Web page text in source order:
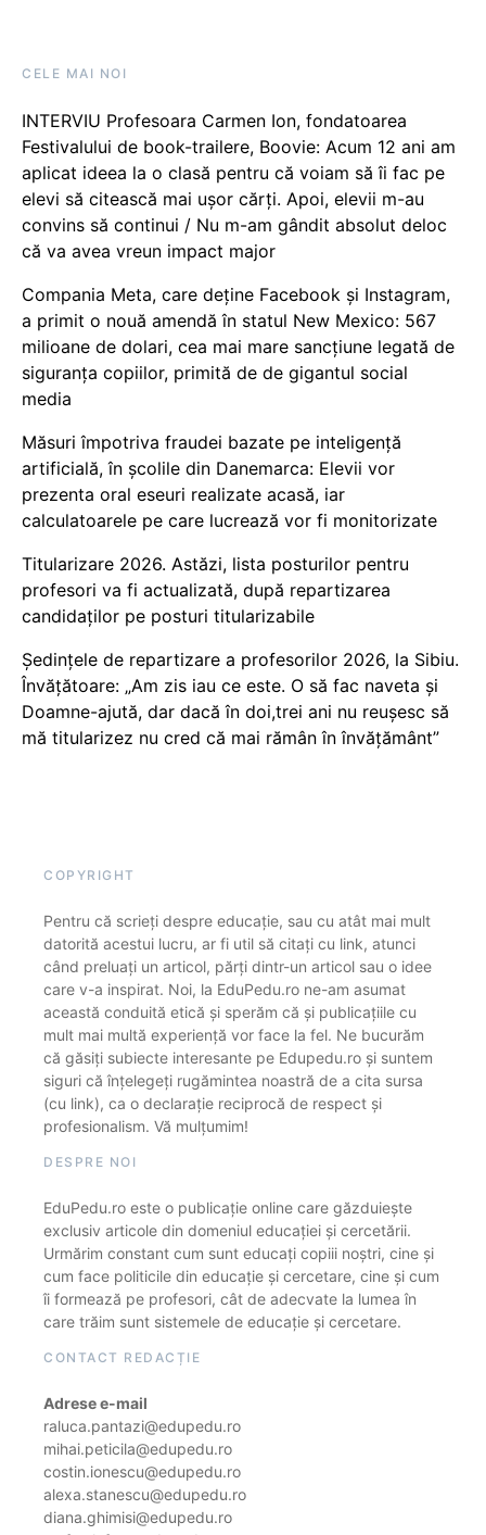
CELE MAI NOI
INTERVIU Profesoara Carmen Ion, fondatoarea
Festivalului de book-trailere, Boovie: Acum 12 ani am
aplicat ideea la o clasă pentru că voiam să îi fac pe
elevi să citească mai ușor cărți. Apoi, elevii m-au
convins să continui / Nu m-am gândit absolut deloc
că va avea vreun impact major
Compania Meta, care deține Facebook și Instagram,
a primit o nouă amendă în statul New Mexico: 567
milioane de dolari, cea mai mare sancțiune legată de
siguranța copiilor, primită de de gigantul social
media
Măsuri împotriva fraudei bazate pe inteligență
artificială, în școlile din Danemarca: Elevii vor
prezenta oral eseuri realizate acasă, iar
calculatoarele pe care lucrează vor fi monitorizate
Titularizare 2026. Astăzi, lista posturilor pentru
profesori va fi actualizată, după repartizarea
candidaților pe posturi titularizabile
Ședințele de repartizare a profesorilor 2026, la Sibiu.
Învățătoare: „Am zis iau ce este. O să fac naveta și
Doamne-ajută, dar dacă în doi,trei ani nu reușesc să
mă titularizez nu cred că mai rămân în învățământ”
COPYRIGHT
Pentru că scrieți despre educație, sau cu atât mai mult
datorită acestui lucru, ar fi util să citați cu link, atunci
când preluați un articol, părți dintr-un articol sau o idee
care v-a inspirat. Noi, la EduPedu.ro ne-am asumat
această conduită etică și sperăm că și publicațiile cu
mult mai multă experiență vor face la fel. Ne bucurăm
că găsiți subiecte interesante pe Edupedu.ro și suntem
siguri că înțelegeți rugămintea noastră de a cita sursa
(cu link), ca o declarație reciprocă de respect și
profesionalism. Vă mulțumim!
DESPRE NOI
EduPedu.ro este o publicație online care găzduiește
exclusiv articole din domeniul educației și cercetării.
Urmărim constant cum sunt educați copiii noștri, cine și
cum face politicile din educație și cercetare, cine și cum
îi formează pe profesori, cât de adecvate la lumea în
care trăim sunt sistemele de educație și cercetare.
CONTACT REDACȚIE
Adrese e-mail
raluca.pantazi@edupedu.ro
mihai.peticila@edupedu.ro
costin.ionescu@edupedu.ro
alexa.stanescu@edupedu.ro
diana.ghimisi@edupedu.ro